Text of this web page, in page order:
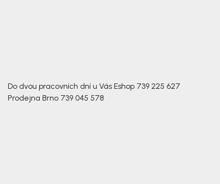
Do dvou pracovních dní u Vás Eshop 739 225 627
Prodejna Brno 739 045 578